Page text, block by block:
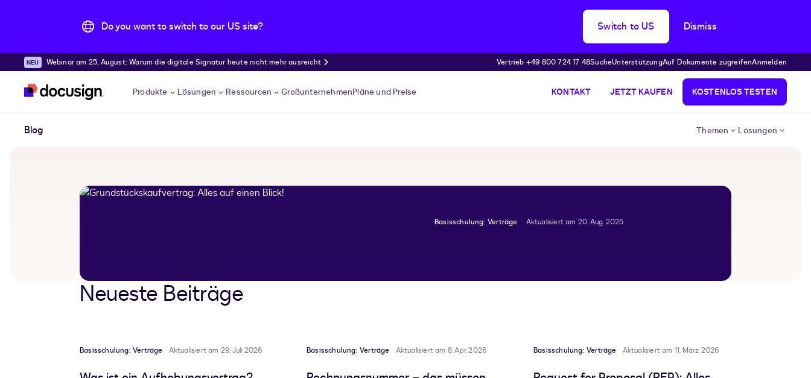
Do you want to switch to our US site? Switch to US Dismiss
Überspringen und weiter zum Hauptinhalt
Webinar am 25. August: Warum die digitale Signatur heute nicht mehr ausreicht Vertrieb +49 800 724 17 48SucheUnterstützungAuf Dokumente zugreifenAnmelden
Produkte Lösungen Ressourcen GroßunternehmenPläne und Preise KONTAKT JETZT KAUFEN KOSTENLOS TESTEN
Blog Themen Lösungen
Basisschulung: Verträge Aktualisiert am 20. Aug. 2025
Neueste Beiträge
Basisschulung: Verträge Aktualisiert am 29. Juli 2026 Basisschulung: Verträge Aktualisiert am 8. Apr. 2026 Basisschulung: Verträge Aktualisiert am 11. März 2026